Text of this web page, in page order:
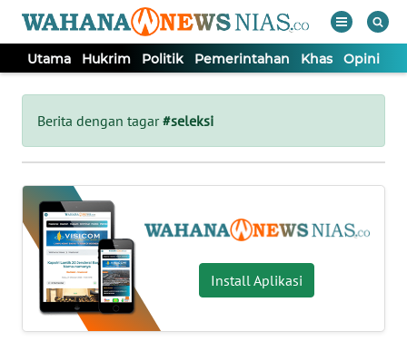
Utama Hukrim Politik Pemerintahan Khas Opini
Berita dengan tagar#seleksi
Install Aplikasi
Tutup
UTAMA
HUKRIM
POLITIK
PEMERINTAHAN